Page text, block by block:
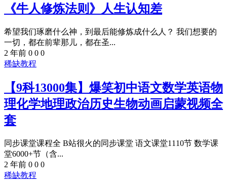
《牛人修炼法则》人生认知差
希望我们琢磨什么神，到最后能修炼成什么人？ 我们想要的
一切，都在前辈那儿，都在圣...
2 年前 0 0 0
稀缺教程
【9科13000集】爆笑初中语文数学英语物
理化学地理政治历史生物动画启蒙视频全
套
同步课堂课程全 B站很火的同步课堂 语文课堂1110节 数学课
堂6000+节（含...
2 年前 0 0 0
稀缺教程